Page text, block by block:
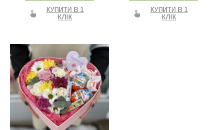
КУПИТИ В 1
КЛІК
КУПИТИ В 1
КЛІК